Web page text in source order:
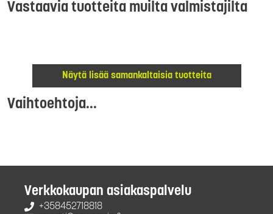
Vastaavia tuotteita muilta valmistajilta
Näytä lisää samankaltaisia tuotteita
Vaihtoehtoja...
Verkkokaupan asiakaspalvelu
+358452718818